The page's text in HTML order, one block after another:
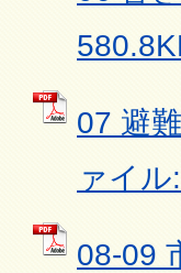
07 避
ァイ
08-09